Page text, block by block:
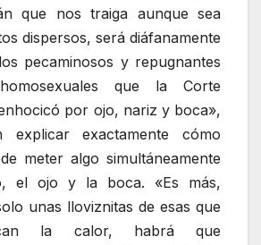
que nos traiga aunque sea
dispersos, será diáfanamente
pecaminosos y repugnantes
que la Corte
por ojo, nariz y boca»,
explicar exactamente cómo
meter algo simultáneamente
el ojo y la boca. «Es más,
unas lloviznitas de esas que
la calor, habrá que